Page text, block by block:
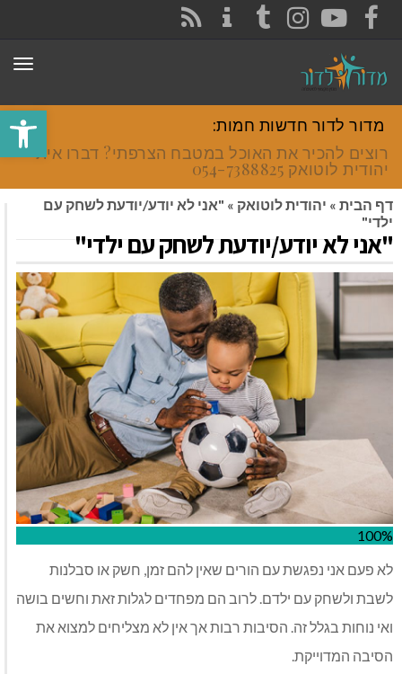
פתח
FACEBOOK
YOUTUBE
INSTAGRAM
TUMBLR
מדור לדור חדשות חמות:
רוצים להכיר את האוכל במטבח הצרפתי? דברו איתי
יהודית לוטואק 054-7388825.
דף הבית » יהודית לוטואק » "אני לא יודע/יודעת לשחק עם
ילדי"
"אני לא יודע/יודעת לשחק עם ילדי"
100%
לא פעם אני נפגשת עם הורים שאין להם זמן, חשק או סבלנות
לשבת ולשחק עם ילדם. לרוב הם מפחדים לגלות זאת וחשים בושה
ואי נוחות בגלל זה. הסיבות רבות אך אין לא מצליחים למצוא את
הסיבה המדוייקת.